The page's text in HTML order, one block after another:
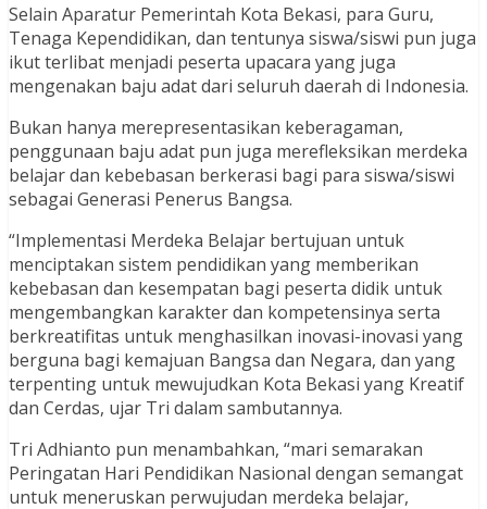
Selain Aparatur Pemerintah Kota Bekasi, para Guru,
Tenaga Kependidikan, dan tentunya siswa/siswi pun juga
ikut terlibat menjadi peserta upacara yang juga
mengenakan baju adat dari seluruh daerah di Indonesia.
Bukan hanya merepresentasikan keberagaman,
penggunaan baju adat pun juga merefleksikan merdeka
belajar dan kebebasan berkerasi bagi para siswa/siswi
sebagai Generasi Penerus Bangsa.
“Implementasi Merdeka Belajar bertujuan untuk
menciptakan sistem pendidikan yang memberikan
kebebasan dan kesempatan bagi peserta didik untuk
mengembangkan karakter dan kompetensinya serta
berkreatifitas untuk menghasilkan inovasi-inovasi yang
berguna bagi kemajuan Bangsa dan Negara, dan yang
terpenting untuk mewujudkan Kota Bekasi yang Kreatif
dan Cerdas, ujar Tri dalam sambutannya.
Tri Adhianto pun menambahkan, “mari semarakan
Peringatan Hari Pendidikan Nasional dengan semangat
untuk meneruskan perwujudan merdeka belajar,